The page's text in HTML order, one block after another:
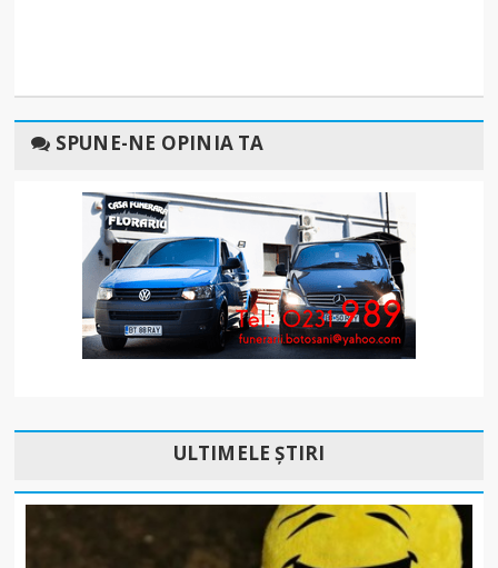
SPUNE-NE OPINIA TA
ULTIMELE ȘTIRI